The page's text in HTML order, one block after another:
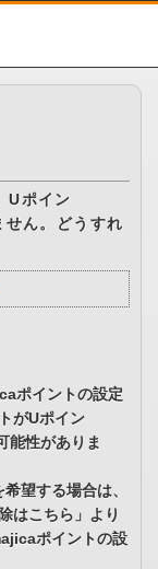
Uポイン
ん。どうすれ
ポイントの設定
がUポイン
能性がありま
望する場合は、
はこちら」より
ポイントの設